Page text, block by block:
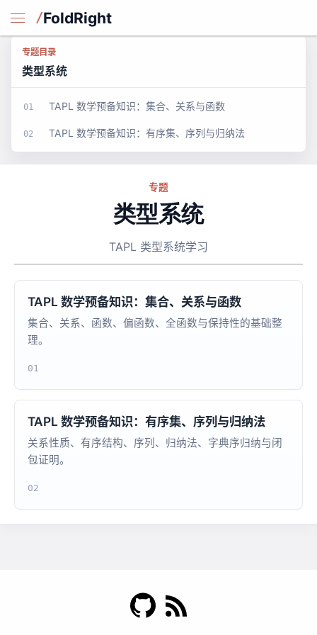
FoldRight
专题目录
类型系统
01 TAPL 数学预备知识：集合、关系与函数
02 TAPL 数学预备知识：有序集、序列与归纳法
专题
类型系统
TAPL 类型系统学习
TAPL 数学预备知识：集合、关系与函数
集合、关系、函数、偏函数、全函数与保持性的基础整
理。
01
TAPL 数学预备知识：有序集、序列与归纳法
关系性质、有序结构、序列、归纳法、字典序归纳与闭
包证明。
02